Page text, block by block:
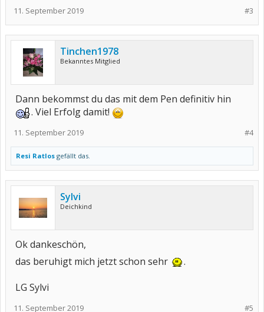
#3
11. September 2019
Tinchen1978
Bekanntes Mitglied
Dann bekommst du das mit dem Pen definitiv hin
. Viel Erfolg damit!
#4
11. September 2019
Resi Ratlos gefällt das.
Sylvi
Deichkind
Ok dankeschön,
das beruhigt mich jetzt schon sehr
.
LG Sylvi
#5
11. September 2019